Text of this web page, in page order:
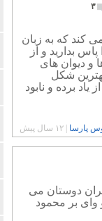
۳
کند که به زبان
بدارید و از
و دیوان های
شکل
برده و نابود
پارسا ۱۲ سال پیش
دوستان می
وای بر محمود